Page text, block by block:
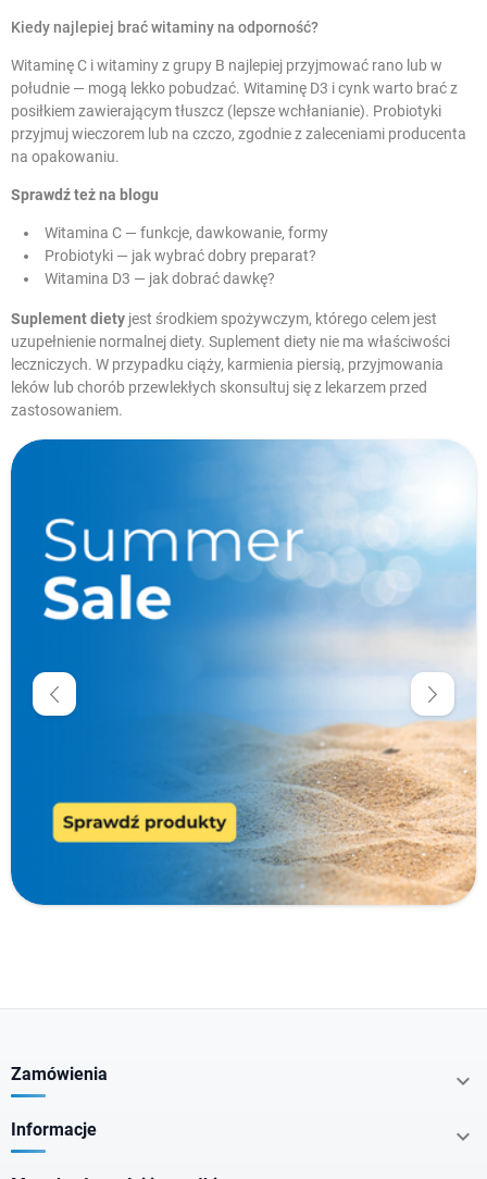
Nowe produkty
Promocje
zł zł
Cechy specjalne
Kiedy najlepiej brać witaminy na odporność?
Witaminę C i witaminy z grupy B najlepiej przyjmować rano lub w
południe — mogą lekko pobudzać. Witaminę D3 i cynk warto brać z
posiłkiem zawierającym tłuszcz (lepsze wchłanianie). Probiotyki
przyjmuj wieczorem lub na czczo, zgodnie z zaleceniami producenta
na opakowaniu.
Sprawdź też na blogu
Witamina C — funkcje, dawkowanie, formy
Probiotyki — jak wybrać dobry preparat?
Witamina D3 — jak dobrać dawkę?
Suplement diety jest środkiem spożywczym, którego celem jest
uzupełnienie normalnej diety. Suplement diety nie ma właściwości
leczniczych. W przypadku ciąży, karmienia piersią, przyjmowania
leków lub chorób przewlekłych skonsultuj się z lekarzem przed
zastosowaniem.
Zamówienia 
Informacje 